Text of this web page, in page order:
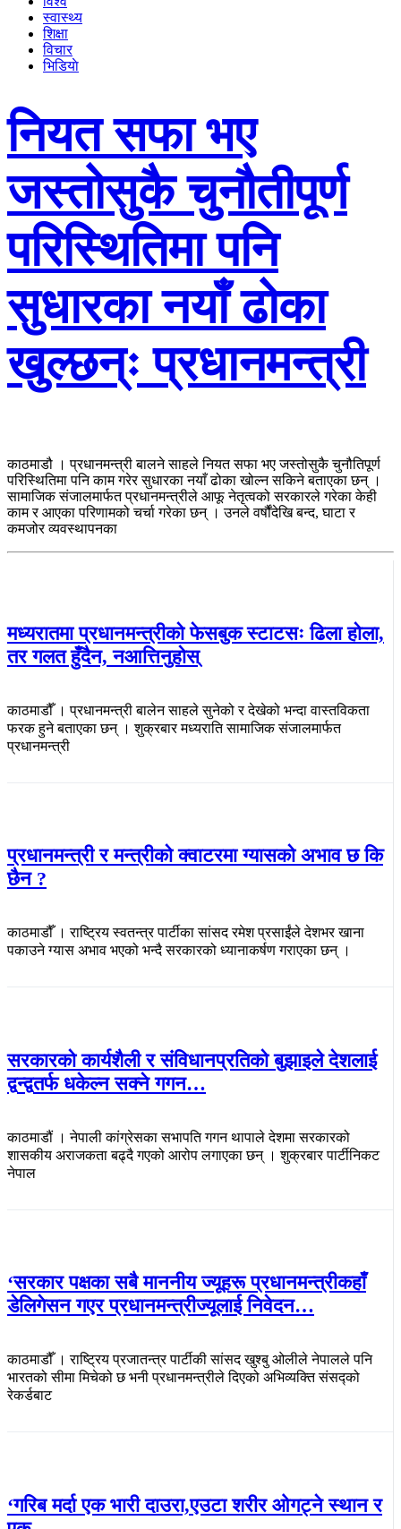
स्वास्थ्य
शिक्षा
विचार
भिडियाे
नियत सफा भए
जस्तोसुकै चुनौतीपूर्ण
परिस्थितिमा पनि
सुधारका नयाँ ढोका
खुल्छन्ः प्रधानमन्त्री
काठमाडौ । प्रधानमन्त्री बालने साहले नियत सफा भए जस्तोसुकै चुनौतिपूर्ण
परिस्थितिमा पनि काम गरेर सुधारका नयाँ ढोका खोल्न सकिने बताएका छन् ।
सामाजिक संजालमार्फत प्रधानमन्त्रीले आफू नेतृत्वको सरकारले गरेका केही
काम र आएका परिणामको चर्चा गरेका छन् । उनले वर्षौंदेखि बन्द, घाटा र
कमजोर व्यवस्थापनका
मध्यरातमा प्रधानमन्त्रीको फेसबुक स्टाटसः ढिला होला,
तर गलत हुँदैन, नआत्तिनुहोस्
काठमाडौँ । प्रधानमन्त्री बालेन साहले सुनेको र देखेको भन्दा वास्तविकता
फरक हुने बताएका छन् । शुक्रबार मध्यराति सामाजिक संजालमार्फत
प्रधानमन्त्री
प्रधानमन्त्री र मन्त्रीको क्वाटरमा ग्यासको अभाव छ कि
छैन ?
काठमाडौँ । राष्ट्रिय स्वतन्त्र पार्टीका सांसद रमेश प्रसाईंले देशभर खाना
पकाउने ग्यास अभाव भएको भन्दै सरकारको ध्यानाकर्षण गराएका छन् ।
सरकारको कार्यशैली र संविधानप्रतिको बुझाइले देशलाई
द्वन्द्वतर्फ धकेल्न सक्ने गगन…
काठमाडौं । नेपाली कांग्रेसका सभापति गगन थापाले देशमा सरकारको
शासकीय अराजकता बढ्दै गएको आरोप लगाएका छन् । शुक्रबार पार्टीनिकट
नेपाल
‘सरकार पक्षका सबै माननीय ज्यूहरू प्रधानमन्त्रीकहाँ
डेलिगेसन गएर प्रधानमन्त्रीज्यूलाई निवेदन…
काठमाडौँ । राष्ट्रिय प्रजातन्त्र पार्टीकी सांसद खुश्बु ओलीले नेपालले पनि
भारतको सीमा मिचेको छ भनी प्रधानमन्त्रीले दिएको अभिव्यक्ति संसद्को
रेकर्डबाट
‘गरिब मर्दा एक भारी दाउरा,एउटा शरीर ओगट्ने स्थान र